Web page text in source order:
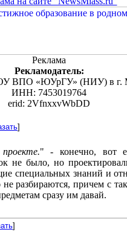
Реклама
Рекламодатель:
ВПО «ЮУрГУ» (НИУ) в г.
ИНН: 7453019764
erid: 2VfnxxvWbDD
]
" - конечно, вот
не было, но
специальных знаний и
разбираются, причем с
сразу им давай.
]